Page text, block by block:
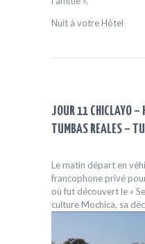
Nuit à votre Hôtel
JOUR 11 CHICLAYO –
TUMBAS REALES –
Le matin départ en
francophone privé
où fut découvert le «
culture Mochica, sa